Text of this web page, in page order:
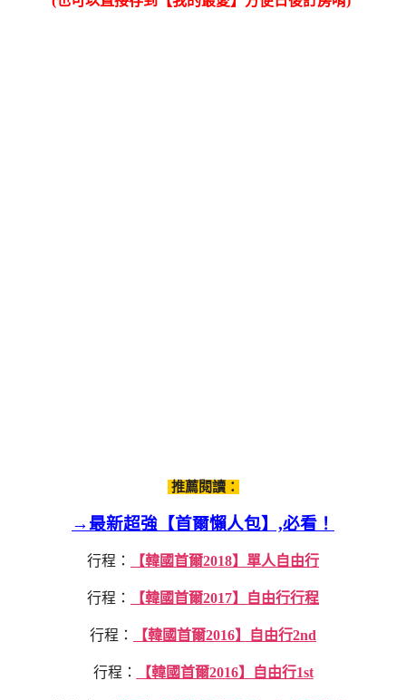
推薦閱讀：
→最新超強【首爾懶人包】,必看！
行程： 【韓國首爾2018】單人自由行
行程： 【韓國首爾2017】自由行行程
行程： 【韓國首爾2016】自由行2nd
行程： 【韓國首爾2016】自由行1st